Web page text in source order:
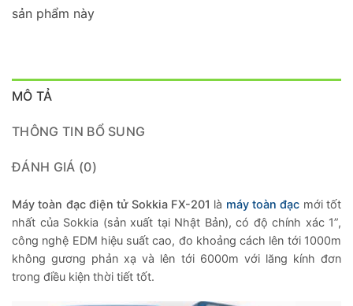
sản phẩm này
MÔ TẢ
THÔNG TIN BỔ SUNG
ĐÁNH GIÁ (0)
Máy toàn đạc điện tử Sokkia FX-201 là máy toàn đạc mới tốt
nhất của Sokkia (sản xuất tại Nhật Bản), có độ chính xác 1”,
công nghệ EDM hiệu suất cao, đo khoảng cách lên tới 1000m
không gương phản xạ và lên tới 6000m với lăng kính đơn
trong điều kiện thời tiết tốt.